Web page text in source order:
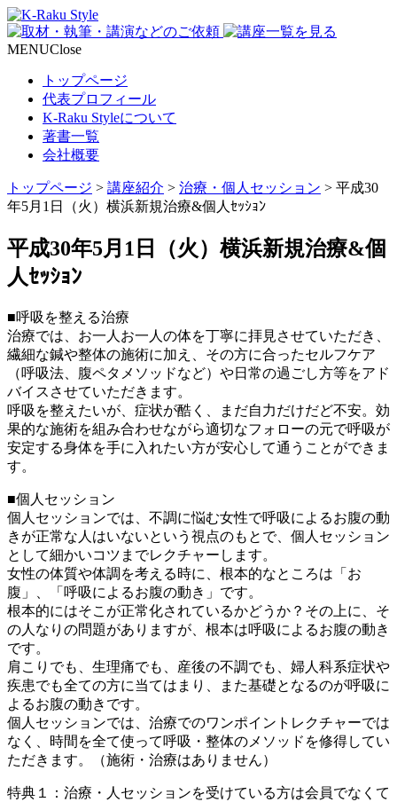
MENUClose
トップページ
代表プロフィール
K-Raku Styleについて
著書一覧
会社概要
トップページ > 講座紹介 > 治療・個人セッション > 平成30
年5月1日（火）横浜新規治療&個人ｾｯｼｮﾝ
平成30年5月1日（火）横浜新規治療&個
人ｾｯｼｮﾝ
■呼吸を整える治療
治療では、お一人お一人の体を丁寧に拝見させていただき、
繊細な鍼や整体の施術に加え、その方に合ったセルフケア
（呼吸法、腹ペタメソッドなど）や日常の過ごし方等をアド
バイスさせていただきます。
呼吸を整えたいが、症状が酷く、まだ自力だけだど不安。効
果的な施術を組み合わせながら適切なフォローの元で呼吸が
安定する身体を手に入れたい方が安心して通うことができま
す。
■個人セッション
個人セッションでは、不調に悩む女性で呼吸によるお腹の動
きが正常な人はいないという視点のもとで、個人セッション
として細かいコツまでレクチャーします。
女性の体質や体調を考える時に、根本的なところは「お
腹」、「呼吸によるお腹の動き」です。
根本的にはそこが正常化されているかどうか？その上に、そ
の人なりの問題がありますが、根本は呼吸によるお腹の動き
です。
肩こりでも、生理痛でも、産後の不調でも、婦人科系症状や
疾患でも全ての方に当てはまり、また基礎となるのが呼吸に
よるお腹の動きです。
個人セッションでは、治療でのワンポイントレクチャーでは
なく、時間を全て使って呼吸・整体のメソッドを修得してい
ただきます。（施術・治療はありません）
特典１：治療・人セッションを受けている方は会員でなくて